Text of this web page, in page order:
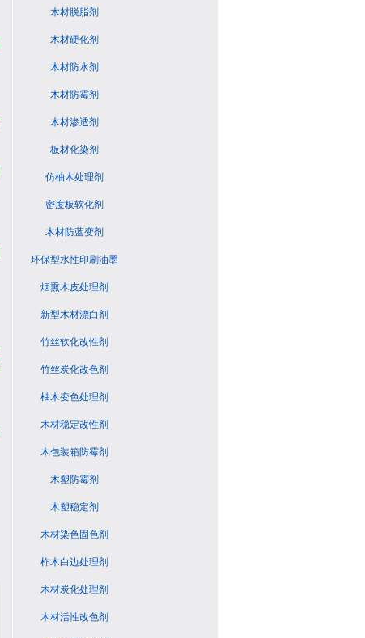
木材脱脂剂
木材硬化剂
木材防水剂
木材防霉剂
木材渗透剂
板材化染剂
仿柚木处理剂
密度板软化剂
木材防蓝变剂
环保型水性印刷油墨
烟熏木皮处理剂
新型木材漂白剂
竹丝软化改性剂
竹丝炭化改色剂
柚木变色处理剂
木材稳定改性剂
木包装箱防霉剂
木塑防霉剂
木塑稳定剂
木材染色固色剂
柞木白边处理剂
木材炭化处理剂
木材活性改色剂